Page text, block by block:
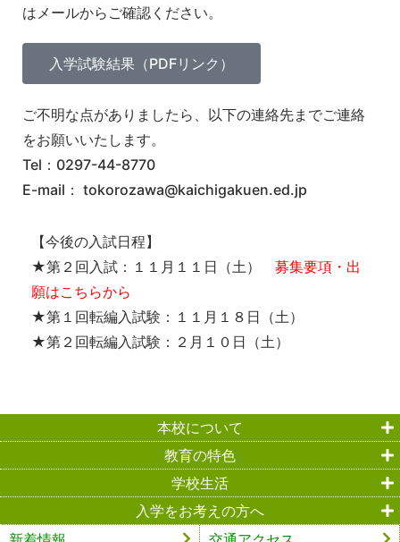
はメールからご確認ください。
入学試験結果（PDFリンク）
ご不明な点がありましたら、以下の連絡先までご連絡
をお願いいたします。
Tel：0297-44-8770
E-mail： tokorozawa@kaichigakuen.ed.jp
【今後の入試日程】
★第２回入試：１１月１１日（土） 募集要項・出
願はこちらから
★第１回転編入試験：１１月１８日（土）
★第２回転編入試験：２月１０日（土）
本校について
教育の特色
学校生活
入学をお考えの方へ